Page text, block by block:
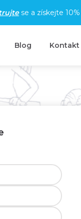
se a získejte
Blog Kontakt